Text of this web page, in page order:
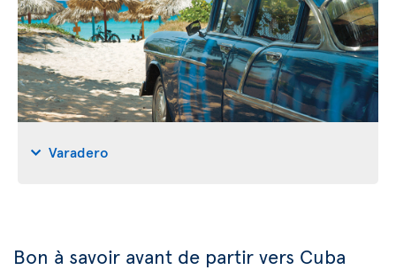
Varadero
Bon à savoir avant de partir vers Cuba